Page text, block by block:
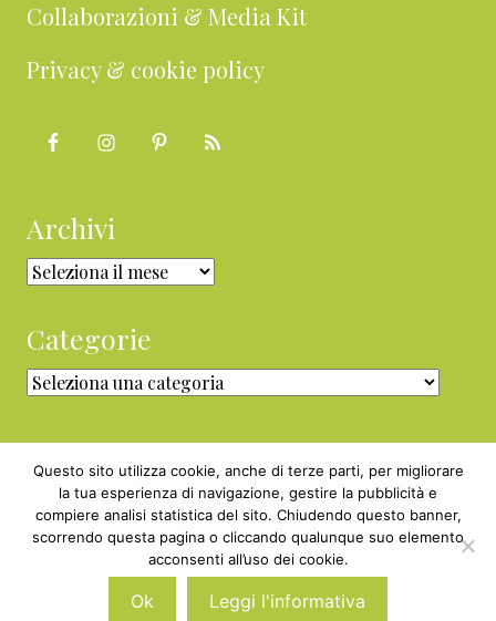
Collaborazioni & Media Kit
Privacy & cookie policy
Archivi
Archivi
Categorie
Categorie
Copyright © 2010 - 2026 BabyGreen™ ·
P.IVA 05829800969 · Webmaster
Nexnova.net
Questo sito utilizza cookie, anche di terze parti, per migliorare
la tua esperienza di navigazione, gestire la pubblicità e
compiere analisi statistica del sito. Chiudendo questo banner,
scorrendo questa pagina o cliccando qualunque suo elemento
acconsenti all’uso dei cookie.
Ok Leggi l'informativa